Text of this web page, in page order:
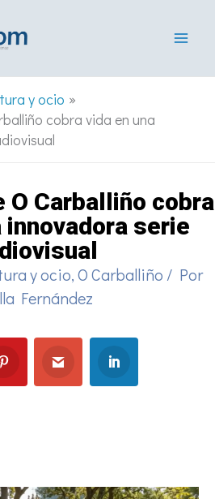
y ocio
cobra vida en una
O Carballiño cobra
innovadora serie
y ocio,O Carballiño / Por
Fernández